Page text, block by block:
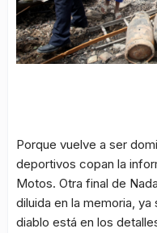
Porque vuelve a ser
deportivos copan la
Motos. Otra final de
diluida en la memoria,
diablo está en los